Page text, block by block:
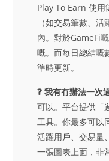
Play To Earn 使用
（如交易筆數、
內。對於GameFi
嘅。而每日總結嘅
準時更新。
❓ 我有冇辦法一次
可以。平台提供「
工具。你最多可以
活躍用戶、交易量
一張圖表上面，非